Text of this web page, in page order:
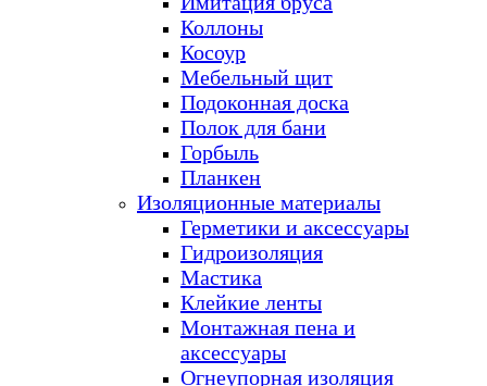
Коллоны
Косоур
Мебельный щит
Подоконная доска
Полок для бани
Горбыль
Планкен
Изоляционные материалы
Герметики и аксессуары
Гидроизоляция
Мастика
Клейкие ленты
Монтажная пена и
аксессуары
Огнеупорная изоляция